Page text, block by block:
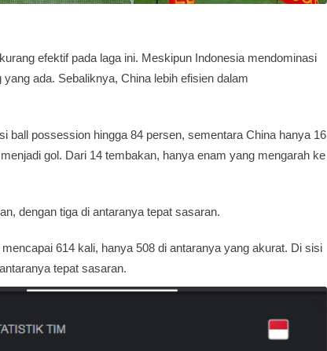
efektif pada laga ini. Meskipun Indonesia mendominasi
ada. Sebaliknya, China lebih efisien dalam
ball possession hingga 84 persen, sementara China hanya 16
gol. Dari 14 tembakan, hanya enam yang mengarah ke
dengan tiga di antaranya tepat sasaran.
614 kali, hanya 508 di antaranya yang akurat. Di sisi
tepat sasaran.